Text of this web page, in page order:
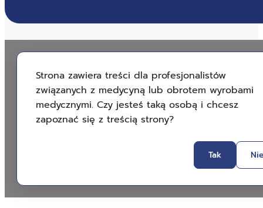
Strona zawiera treści dla profesjonalistów
związanych z medycyną lub obrotem wyrobami
medycznymi. Czy jesteś taką osobą i chcesz
zapoznać się z treścią strony?
Tak